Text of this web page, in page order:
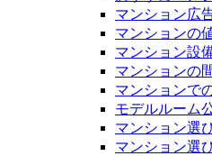
マンション広
マンションの
マンション設
マンションの
マンションで
モデルルーム
マンション選
マンション選